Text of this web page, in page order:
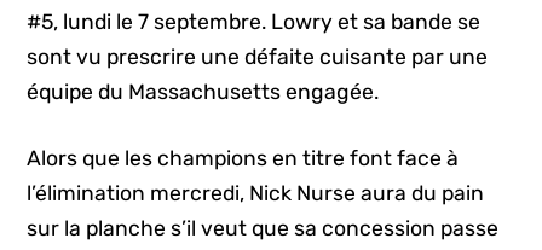
#5, lundi le 7 septembre. Lowry et sa bande se
sont vu prescrire une défaite cuisante par une
équipe du Massachusetts engagée.
Alors que les champions en titre font face à
l’élimination mercredi, Nick Nurse aura du pain
sur la planche s’il veut que sa concession passe